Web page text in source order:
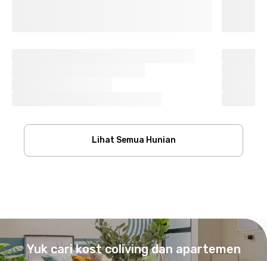
Lihat Semua Hunian
Yuk cari kost coliving dan apartemen